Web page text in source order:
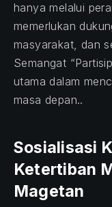
hanya melalui
memerlukan
masyarakat, dan
Semangat
utama dalam
masa depan..
Sosialisasi
Ketertiban
Magetan